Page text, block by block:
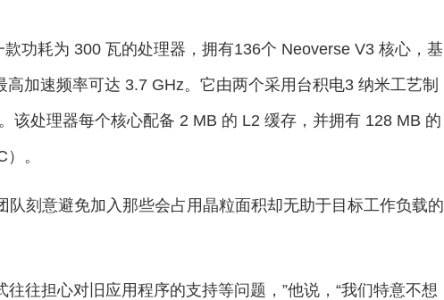
功耗为 300 瓦的处理器，拥有136个 Neoverse V3 核心，基
高加速频率可达 3.7 GHz。它由两个采用台积电3 纳米工艺制
该处理器每个核心配备 2 MB 的 L2 缓存，并拥有 128 MB 的
。
队刻意避免加入那些会占用晶粒面积却无助于目标工作负载的
往往担心对旧应用程序的支持等问题，”他说，“我们特意不想